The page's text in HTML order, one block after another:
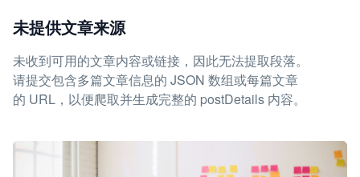
未提供文章来源
未收到可用的文章内容或链接，因此无法提取段落。
请提交包含多篇文章信息的 JSON 数组或每篇文章
的 URL，以便爬取并生成完整的 postDetails 内容。